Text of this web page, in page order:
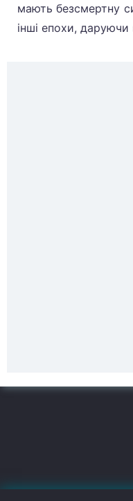
мають безсмертну
інші епохи, даруючи